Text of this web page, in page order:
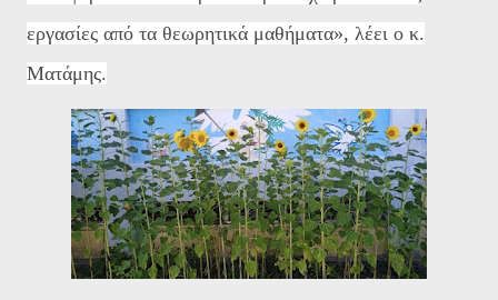
εργασίες από τα θεωρητικά μαθήματα», λέει ο κ.
Ματάμης.